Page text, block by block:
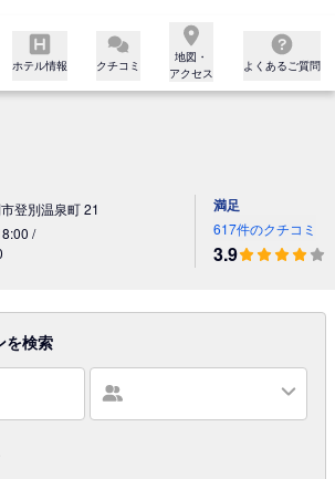
ホテル情報 クチコミ
地図・
アクセス
よくあるご質問
登別温泉町 21
/
満足
617件のクチコミ
3.9
を検索